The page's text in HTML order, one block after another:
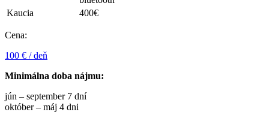
Kaucia
400€
Cena:
100 € / deň
Minimálna doba nájmu:
jún – september 7 dní
október – máj 4 dni